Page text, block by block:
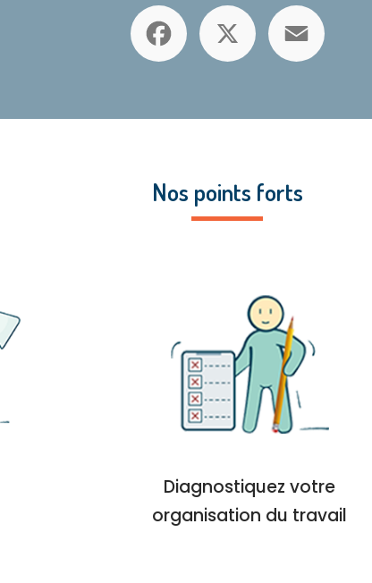
Facebook
Nos points forts
Diagnostiquez votre
organisation du travail